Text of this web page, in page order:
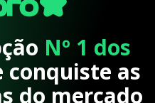
Nº 1 dos
conquiste as
do mercado